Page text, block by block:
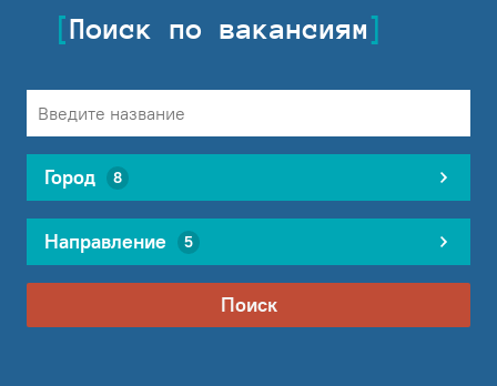
Поиск по вакансиям
Город 8
Направление 5
Поиск